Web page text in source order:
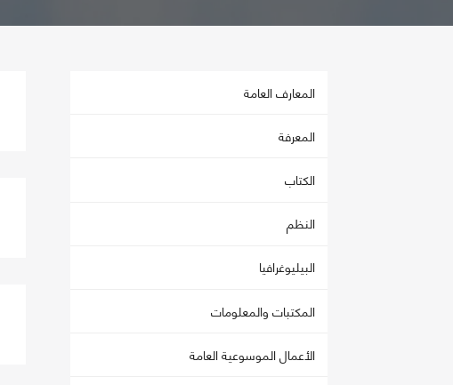
المعارف العامة
المعرفة
الكتاب
النظم
البيليوغرافيا
المكتبات والمعلومات
الأعمال الموسوعية العامة